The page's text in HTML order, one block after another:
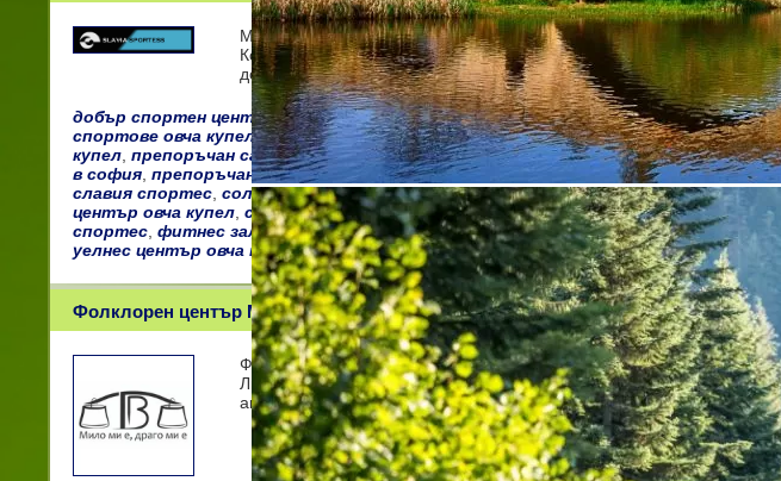
Модерният и уютен фитнес и уелнес център Славия Спортес в
Коломан 1 предлага широк спектър от услуги и цялостни решения
доброто самочувствие н
добър спортен център овча купел,добър спортен център овча купел,зала за
спортове овча купел,зала за кик бокс овча купел,зала за народни танци овча
купел ,препоръчан салон за красота овча купел,препоръчан фитнес и уелнес
в софия ,препоръчана добра фитнес зала овча купел препоръчана фитнес зала
славия спортес ,солариум овча купел,спа със сауна и парна баня овча купел,
център овча купел ,спортен център славия спортес,тренировки по бокс и мма
спортес ,фитнес зала овча купел,фитнес зала с кардио сектор овча купел
уелнес център овча купел,фитнес и уелнес център славия спортес,фитнес
Фолклорен център Мило ми е, драго ми е
Фолклорен център "Мило ми, драго ми е" се намира в София, Овча
Линкълн 104. Тук можете да откриете шоурум, предлагащ
аксесоари, тени